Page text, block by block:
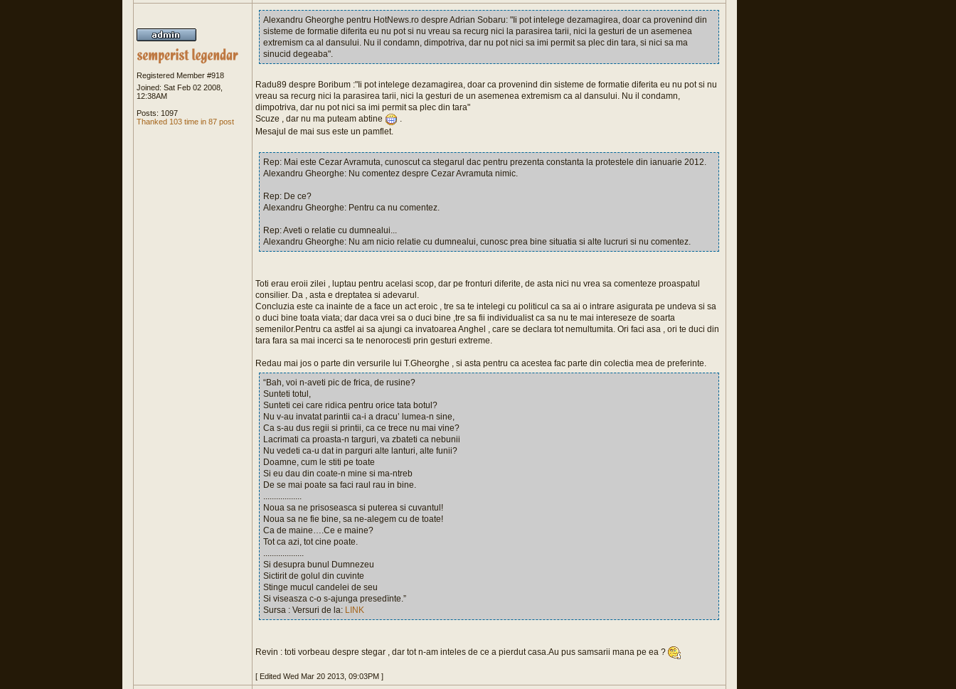
Registered Member #918
Joined: Sat Feb 02 2008,
12:38AM
Posts: 1097
Thanked 103 time in 87 post
Alexandru Gheorghe pentru HotNews.ro despre Adrian Sobaru: "Ii pot intelege dezamagirea, doar ca provenind din
sisteme de formatie diferita eu nu pot si nu vreau sa recurg nici la parasirea tarii, nici la gesturi de un asemenea
extremism ca al dansului. Nu il condamn, dimpotriva, dar nu pot nici sa imi permit sa plec din tara, si nici sa ma
sinucid degeaba".
Radu89 despre Boribum :"Ii pot intelege dezamagirea, doar ca provenind din sisteme de formatie diferita eu nu pot si nu
vreau sa recurg nici la parasirea tarii, nici la gesturi de un asemenea extremism ca al dansului. Nu il condamn,
dimpotriva, dar nu pot nici sa imi permit sa plec din tara"
Scuze , dar nu ma puteam abtine
.
Mesajul de mai sus este un pamflet.
Rep: Mai este Cezar Avramuta, cunoscut ca stegarul dac pentru prezenta constanta la protestele din ianuarie 2012.
Alexandru Gheorghe: Nu comentez despre Cezar Avramuta nimic.
Rep: De ce?
Alexandru Gheorghe: Pentru ca nu comentez.
Rep: Aveti o relatie cu dumnealui...
Alexandru Gheorghe: Nu am nicio relatie cu dumnealui, cunosc prea bine situatia si alte lucruri si nu comentez.
Toti erau eroii zilei , luptau pentru acelasi scop, dar pe fronturi diferite, de asta nici nu vrea sa comenteze proaspatul
consilier. Da , asta e dreptatea si adevarul.
Concluzia este ca inainte de a face un act eroic , tre sa te intelegi cu politicul ca sa ai o intrare asigurata pe undeva si sa
o duci bine toata viata; dar daca vrei sa o duci bine ,tre sa fii individualist ca sa nu te mai intereseze de soarta
semenilor.Pentru ca astfel ai sa ajungi ca invatoarea Anghel , care se declara tot nemultumita. Ori faci asa , ori te duci din
tara fara sa mai incerci sa te nenorocesti prin gesturi extreme.
Redau mai jos o parte din versurile lui T.Gheorghe , si asta pentru ca acestea fac parte din colectia mea de preferinte.
“Bah, voi n-aveti pic de frica, de rusine?
Sunteti totul,
Sunteti cei care ridica pentru orice tata botul?
Nu v-au invatat parintii ca-i a dracu’ lumea-n sine,
Ca s-au dus regii si printii, ca ce trece nu mai vine?
Lacrimati ca proasta-n targuri, va zbateti ca nebunii
Nu vedeti ca-u dat in parguri alte lanturi, alte funii?
Doamne, cum le stiti pe toate
Si eu dau din coate-n mine si ma-ntreb
De se mai poate sa faci raul rau in bine.
..................
Noua sa ne prisoseasca si puterea si cuvantul!
Noua sa ne fie bine, sa ne-alegem cu de toate!
Ca de maine….Ce e maine?
Tot ca azi, tot cine poate.
...................
Si desupra bunul Dumnezeu
Sictirit de golul din cuvinte
Stinge mucul candelei de seu
Si viseasza c-o s-ajunga presedïnte.”
Sursa : Versuri de la: LINK
Revin : toti vorbeau despre stegar , dar tot n-am inteles de ce a pierdut casa.Au pus samsarii mana pe ea ?
[ Edited Wed Mar 20 2013, 09:03PM ]